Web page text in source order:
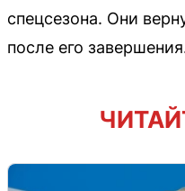
спецсезона. Они
после его